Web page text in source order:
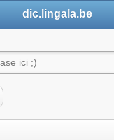
dic.lingala.be